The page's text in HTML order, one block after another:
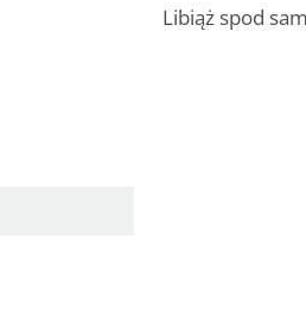
Libiąż spod